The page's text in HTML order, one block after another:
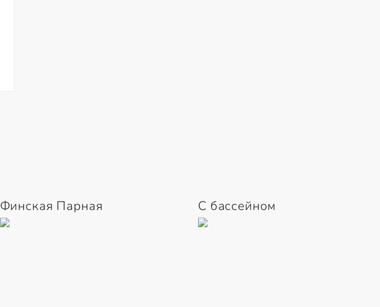
Финская Парная С бассейном